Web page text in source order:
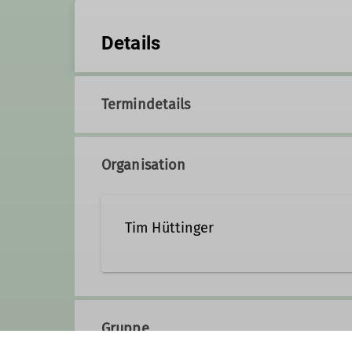
Details
Termindetails
Organisation
Tim Hüttinger
Gruppe